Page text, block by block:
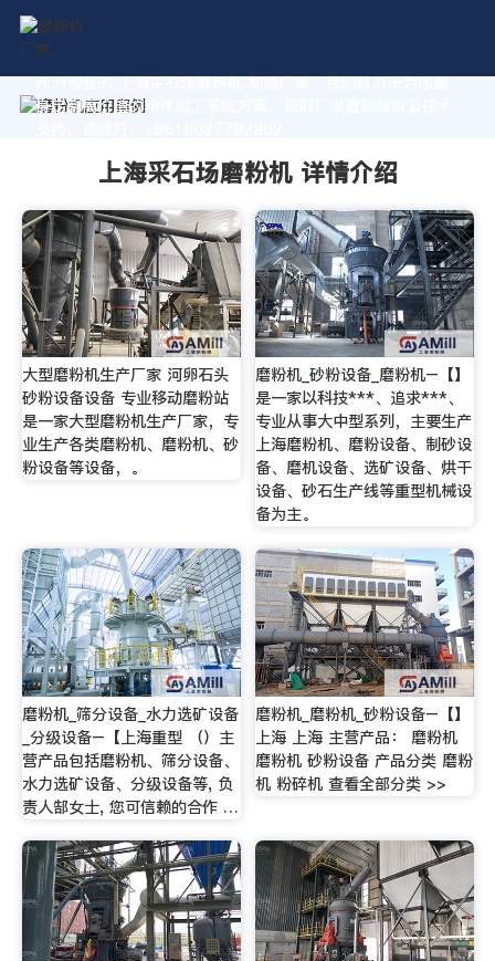
作为专业的 上海采石场磨粉机 制造厂家，我们致力于为您量
身定制高价值的粉体加工系统方案。获取厂家直销报价及技术
上海采石场磨粉机 详情介绍
大型磨粉机生产厂家 河卵石头
砂粉设备设备 专业移动磨粉站
是一家大型磨粉机生产厂家，专
业生产各类磨粉机、磨粉机、砂
粉设备等设备，。
磨粉机_砂粉设备_磨粉机–【】
是一家以科技***、追求***、
专业从事大中型系列，主要生产
上海磨粉机、磨粉设备、制砂设
备、磨机设备、选矿设备、烘干
设备、砂石生产线等重型机械设
备为主。
磨粉机_筛分设备_水力选矿设备
_分级设备–【上海重型 （）主
营产品包括磨粉机、筛分设备、
水力选矿设备、分级设备等, 负
责人郜女士, 您可信赖的合作 …
磨粉机_磨粉机_砂粉设备–【】
上海 上海 主营产品： 磨粉机
磨粉机 砂粉设备 产品分类 磨粉
机 粉碎机 查看全部分类 >>